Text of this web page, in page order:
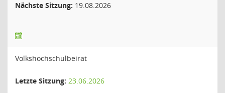
Nächste Sitzung: 19.08.2026
Volkshochschulbeirat
Letzte Sitzung: 23.06.2026